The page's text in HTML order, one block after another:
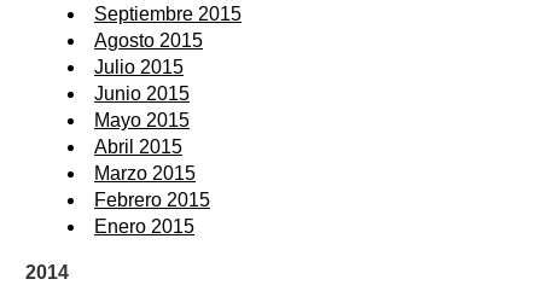
Septiembre 2015
Agosto 2015
Julio 2015
Junio 2015
Mayo 2015
Abril 2015
Marzo 2015
Febrero 2015
Enero 2015
2014